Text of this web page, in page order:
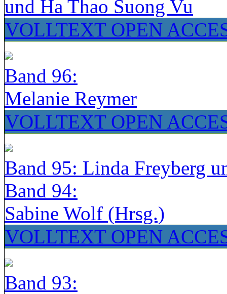
und Ha Thao Suong Vu
VOLLTEXT OPEN
Band 96:
Melanie Reymer
VOLLTEXT OPEN
Band 95: Linda Freyberg
Band 94:
Sabine Wolf (Hrsg.)
VOLLTEXT OPEN
Band 93: